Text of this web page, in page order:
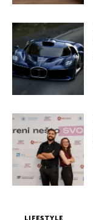
LIFESTYLE